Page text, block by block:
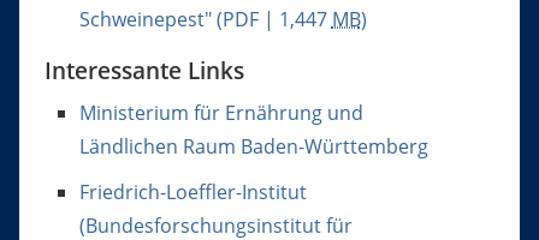
Schweinepest"(PDF | 1,447 MB)
Interessante Links
Ministerium für Ernährung und
Ländlichen Raum Baden-Württemberg
Friedrich-Loeffler-Institut
(Bundesforschungsinstitut für